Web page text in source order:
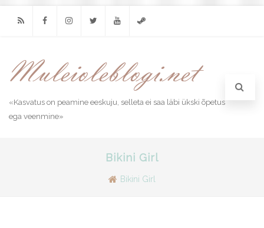
«Kasvatus on peamine eeskuju, selleta ei saa läbi ükski õpetus
ega veenmine»
Bikini Girl
Bikini Girl